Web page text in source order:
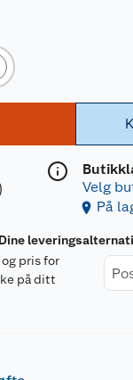
Velg
På
Dine
pris for
på ditt